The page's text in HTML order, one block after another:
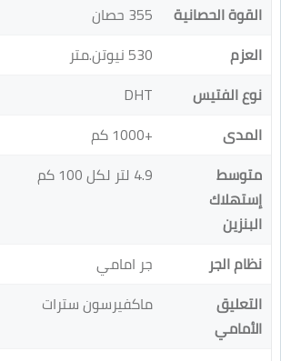
القوة الحصانية
355 حصان
العزم
530 نيوتن.متر
نوع الفتيس
DHT
المدى
+1000 كم
متوسط
إستهلاك
البنزين
4.9 لتر لكل 100 كم
نظام الجر
جر امامي
التعليق
الأمامي
ماكفيرسون سترات